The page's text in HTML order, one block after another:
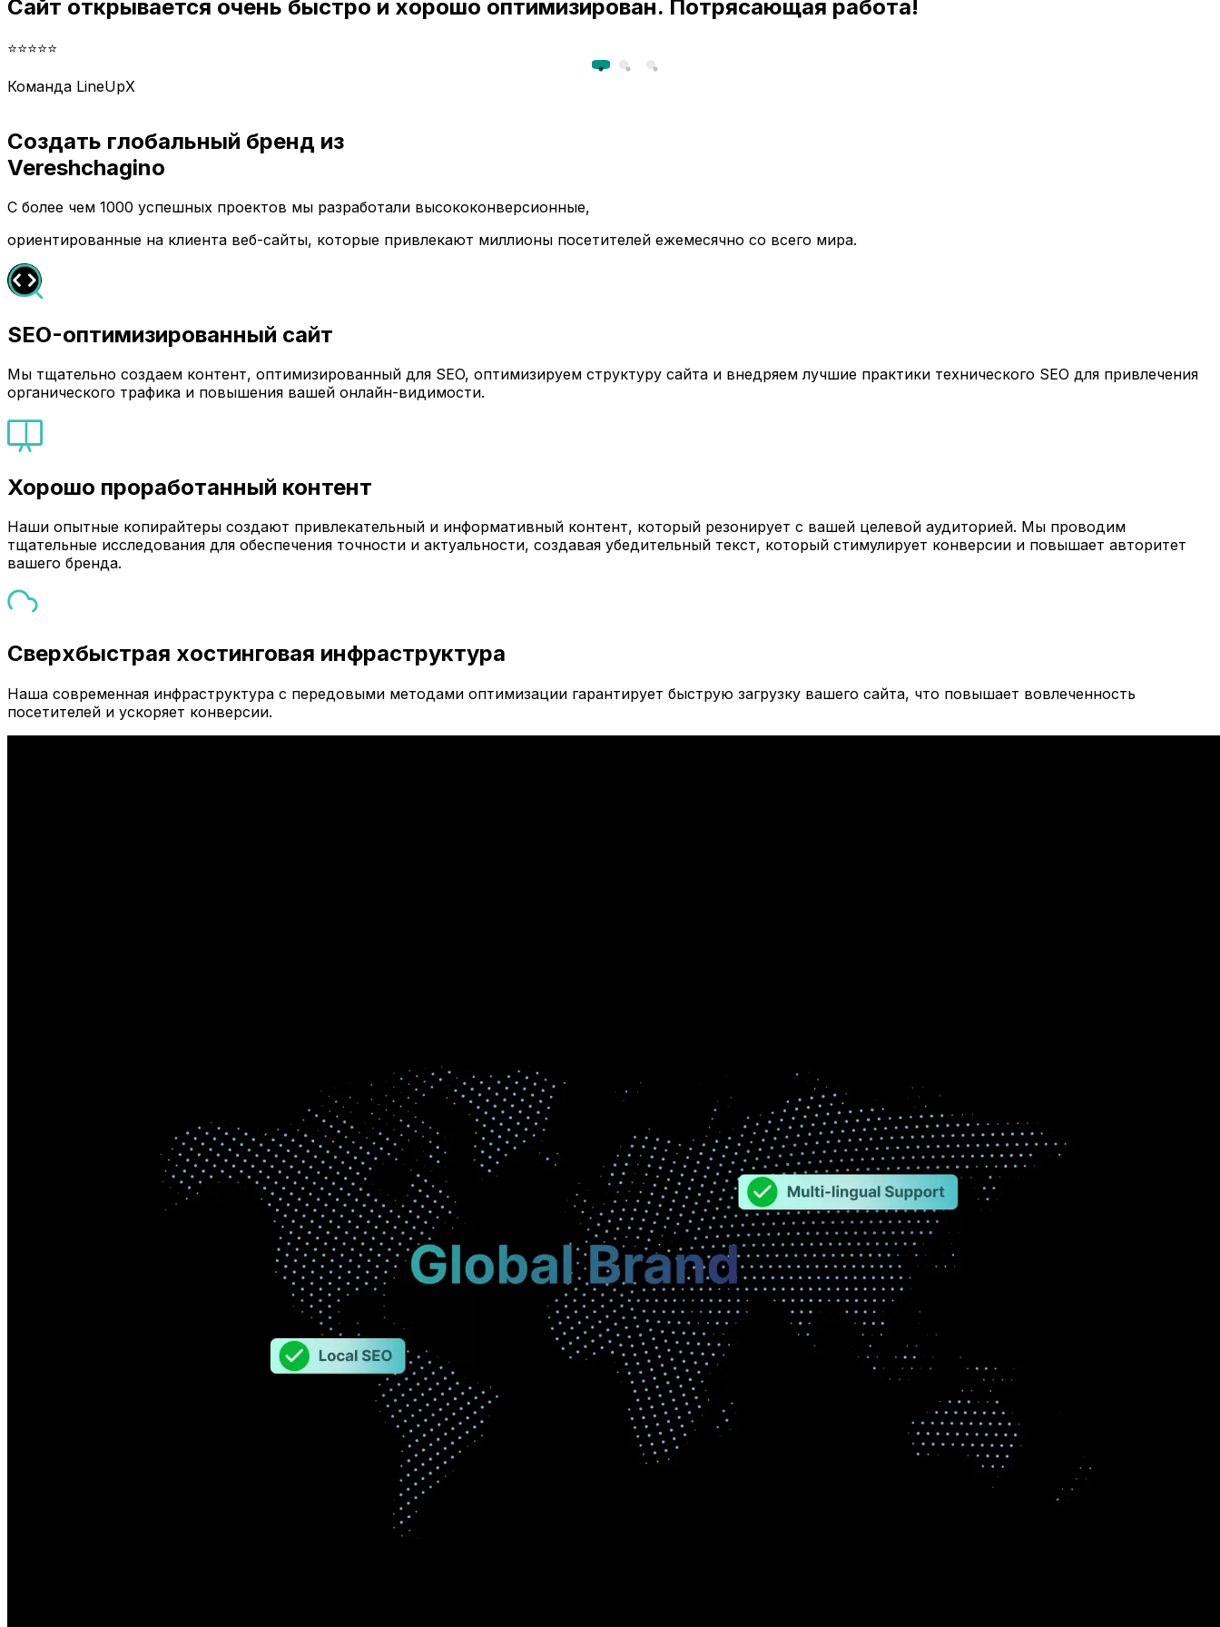
Сайт открывается очень быстро и хорошо оптимизирован. Потрясающая работа!
⭐⭐⭐⭐⭐
Команда LineUpX
Создать глобальный бренд из
Vereshchagino
С более чем 1000 успешных проектов мы разработали высококонверсионные,
ориентированные на клиента веб-сайты, которые привлекают миллионы посетителей ежемесячно со всего мира.
SEO-оптимизированный сайт
Мы тщательно создаем контент, оптимизированный для SEO, оптимизируем структуру сайта и внедряем лучшие практики технического SEO для привлечения
органического трафика и повышения вашей онлайн-видимости.
Хорошо проработанный контент
Наши опытные копирайтеры создают привлекательный и информативный контент, который резонирует с вашей целевой аудиторией. Мы проводим
тщательные исследования для обеспечения точности и актуальности, создавая убедительный текст, который стимулирует конверсии и повышает авторитет
вашего бренда.
Сверхбыстрая хостинговая инфраструктура
Наша современная инфраструктура с передовыми методами оптимизации гарантирует быструю загрузку вашего сайта, что повышает вовлеченность
посетителей и ускоряет конверсии.